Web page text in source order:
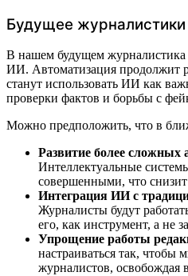
Будущее
В нашем будущем журналистика
ИИ. Автоматизация продолжит
станут использовать ИИ как
проверки фактов и борьбы с
Можно предположить, что в
Развитие более сложных
Интеллектуальные
совершенными, что
Интеграция ИИ с
Журналисты будут
его, как инструмент, а не
Упрощение работы
настраиваться так, чтобы
журналистов, освобождая